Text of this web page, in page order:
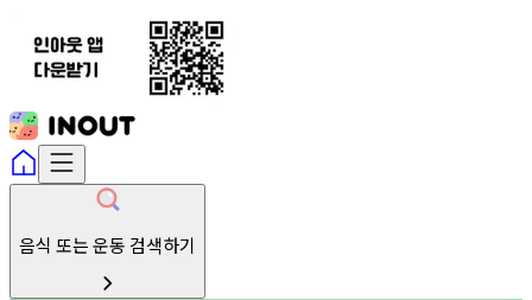
음식 또는 운동 검색하기